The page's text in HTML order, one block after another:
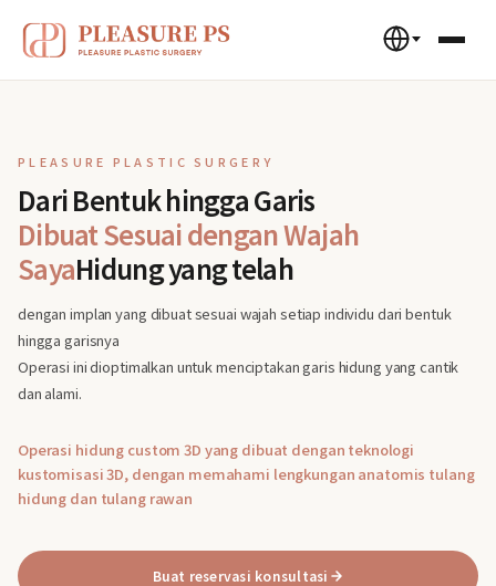
PLEASURE PLASTIC SURGERY
Dari Bentuk hingga Garis
Dibuat Sesuai dengan Wajah
SayaHidung yang telah
dengan implan yang dibuat sesuai wajah setiap individu dari bentuk
hingga garisnya
Operasi ini dioptimalkan untuk menciptakan garis hidung yang cantik
dan alami.
Operasi hidung custom 3D yang dibuat dengan teknologi
kustomisasi 3D, dengan memahami lengkungan anatomis tulang
hidung dan tulang rawan
Buat reservasi konsultasi